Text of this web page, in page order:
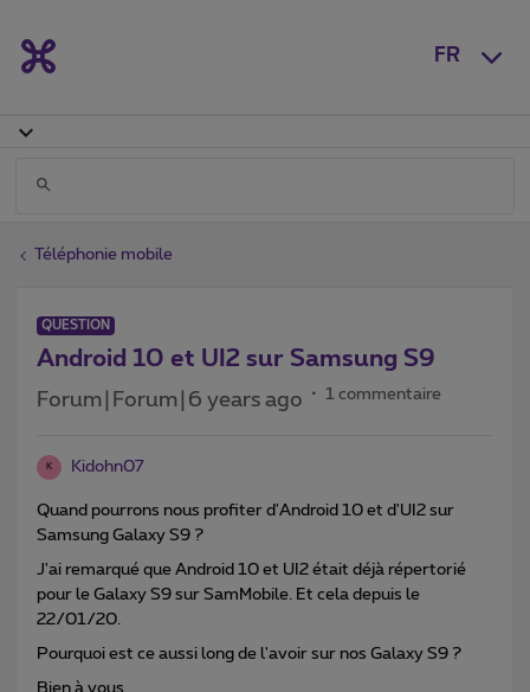
FR
Téléphonie mobile
QUESTION
Android 10 et UI2 sur Samsung S9
Forum|Forum|6 years ago 1 commentaire
K Kidohn07
Quand pourrons nous profiter d'Android 10 et d'UI2 sur
Samsung Galaxy S9 ?
J'ai remarqué que Android 10 et UI2 était déjà répertorié
pour le Galaxy S9 sur SamMobile. Et cela depuis le
22/01/20.
Pourquoi est ce aussi long de l'avoir sur nos Galaxy S9 ?
Bien à vous.